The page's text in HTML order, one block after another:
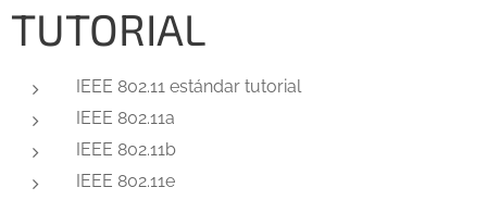
TUTORIAL
IEEE 802.11 estándar tutorial
IEEE 802.11a
IEEE 802.11b
IEEE 802.11e